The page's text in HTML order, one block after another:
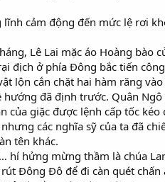
cảm động đến mức lệ rơi
Lê Lai mặc áo Hoàng
địch ở phía Đông bắc tiến
lộn cắn chặt hai hàm răng
đã định trước. Quân
của giặc được lệnh cấp tốc
các nghĩa sỹ của ta đã
tên khác.
hí hửng mừng thầm là chúa
Đông Đô để đi càn quét chấn